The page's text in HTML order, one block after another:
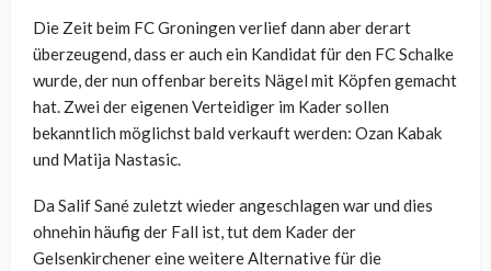
Die Zeit beim FC Groningen verlief dann aber derart
überzeugend, dass er auch ein Kandidat für den FC Schalke
wurde, der nun offenbar bereits Nägel mit Köpfen gemacht
hat. Zwei der eigenen Verteidiger im Kader sollen
bekanntlich möglichst bald verkauft werden: Ozan Kabak
und Matija Nastasic.
Da Salif Sané zuletzt wieder angeschlagen war und dies
ohnehin häufig der Fall ist, tut dem Kader der
Gelsenkirchener eine weitere Alternative für die